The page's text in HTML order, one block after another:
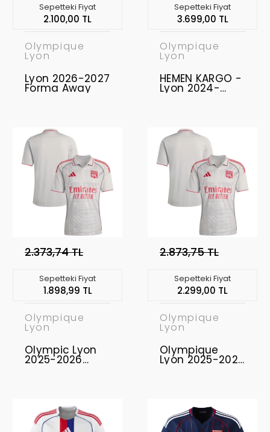
Sepetteki Fiyat
2.100,00 TL
Olympique
Lyon
Lyon 2026-2027
Forma Away
Sepetteki Fiyat
3.699,00 TL
Olympique
Lyon
HEMEN KARGO -
Lyon 2024-
2025 Yağmurluk
2.373,74 TL
Sepetteki Fiyat
1.898,99 TL
Olympique
Lyon
Olympic Lyon
2025-2026
2.873,75 TL
Sepetteki Fiyat
2.299,00 TL
Olympique
Lyon
Olympique
Lyon 2025-2026
Authentic -